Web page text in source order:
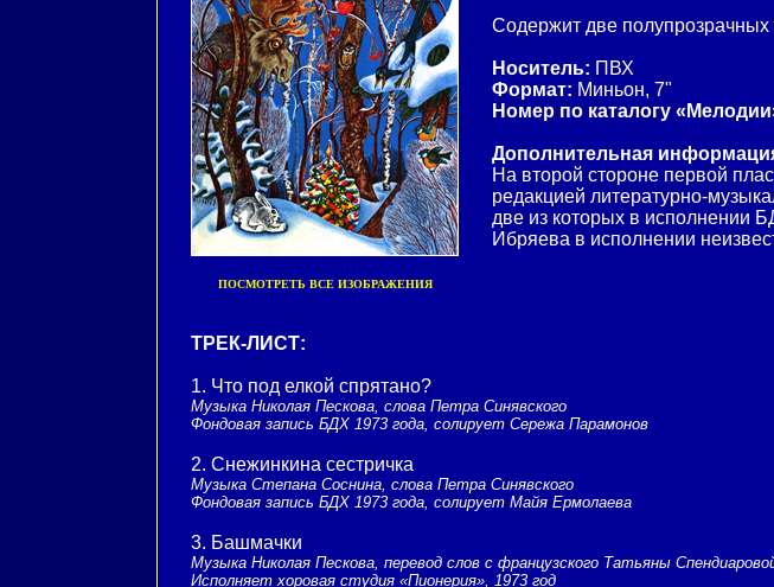
ПОСМОТРЕТЬ ВСЕ ИЗОБРАЖЕНИЯ
Содержит две полупрозрачных
Носитель: ПВХ
Формат: Миньон, 7"
Номер по каталогу
Дополнительная
На второй стороне первой
редакцией литературно-
две из которых в исполнении
Ибряева в исполнении
ТРЕК-ЛИСТ:
1. Что под елкой спрятано?
Музыка Николая Пескова, слова Петра Синявского
Фондовая запись БДХ 1973 года, солирует Сережа Парамонов
2. Снежинкина сестричка
Музыка Степана Соснина, слова Петра Синявского
Фондовая запись БДХ 1973 года, солирует Майя Ермолаева
3. Башмачки
Музыка Николая Пескова, перевод слов с французского Татьяны
Исполняет хоровая студия «Пионерия», 1973 год